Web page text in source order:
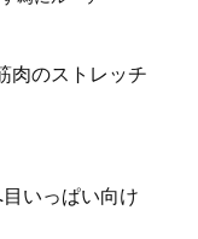
肉のストレッチ
いっぱい向け